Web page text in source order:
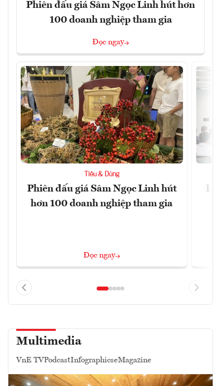
Phiên đấu giá Sâm Ngọc Linh hút hơn
100 doanh nghiệp tham gia
Đọc ngay
Tiêu & Dùng
Phiên đấu giá Sâm Ngọc Linh hút
hơn 100 doanh nghiệp tham gia
Đọc ngay
Multimedia
VnE TVPodcastInfographicseMagazine